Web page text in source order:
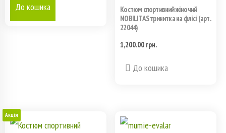
До кошика
Костюм спортивний жіночий
NOBILITAS тринитка на флісі (арт.
22044)
1,200.00 грн.
До кошика
Акція